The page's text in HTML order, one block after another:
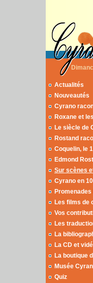
Actualités
Nouveautés
Cyrano
Roxane et
Le siècle de
Rostand
Coquelin, le
Edmond
Sur scènes
Cyrano en
Les films de
Vos
Les
La
La CD et
La boutique
Musée
Quiz